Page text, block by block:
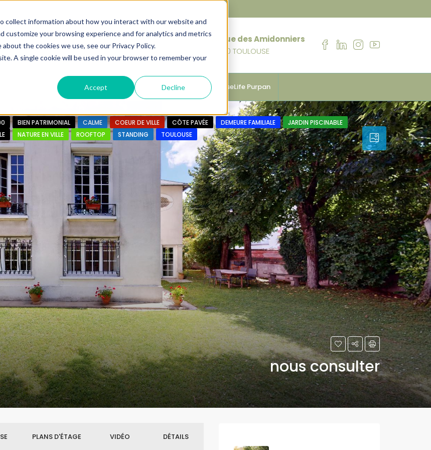
collect information about how you interact with our website and
your browsing experience and for analytics and metrics
the cookies we use, see our Privacy Policy.
A single cookie will be used in your browser to remember your
Accept Decline
+33683110097
contact@urbanhouse360.com
76 rue des Amidonniers
31000 TOULOUSE
Nos Biens Nos infos UrbanhouseLife Purpan
BIEN PATRIMONIAL CALME COEUR DE VILLE CÔTE PAVÉE DEMEURE FAMILIALE
JARDIN PISCINABLE
NATURE EN VILLE ROOFTOP STANDING TOULOUSE
nous consulter
PLANS D'ÉTAGE VIDÉO DÉTAILS